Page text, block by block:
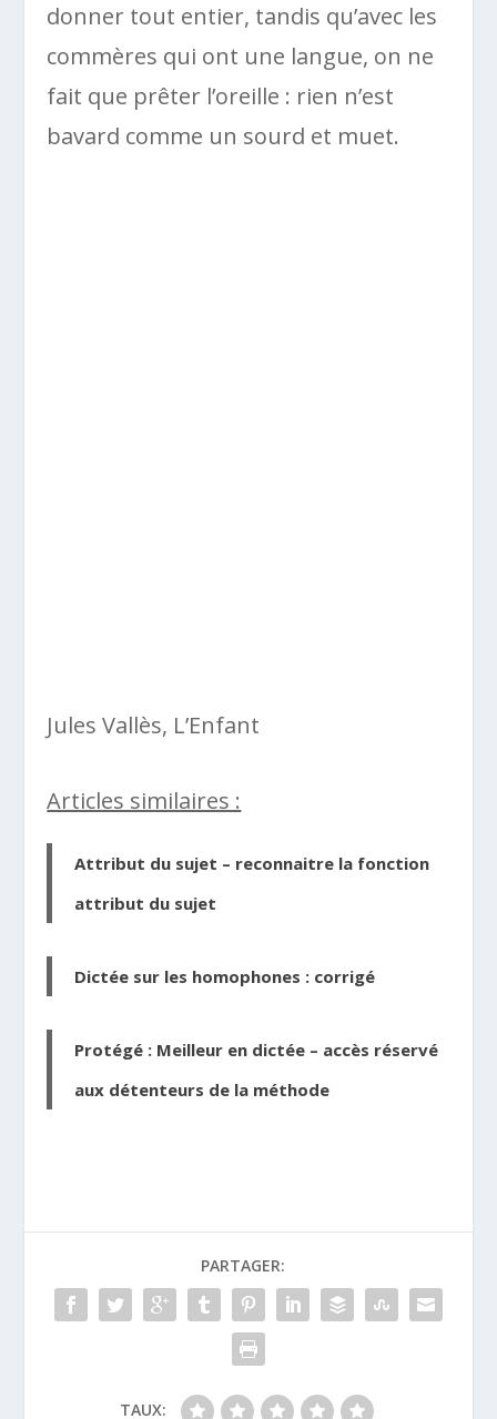
donner tout entier, tandis qu’avec les
commères qui ont une langue, on ne
fait que prêter l’oreille : rien n’est
bavard comme un sourd et muet.
Jules Vallès, L’Enfant
Articles similaires :
Attribut du sujet – reconnaitre la fonction
attribut du sujet
Dictée sur les homophones : corrigé
Protégé : Meilleur en dictée – accès réservé
aux détenteurs de la méthode
PARTAGER:
TAUX: